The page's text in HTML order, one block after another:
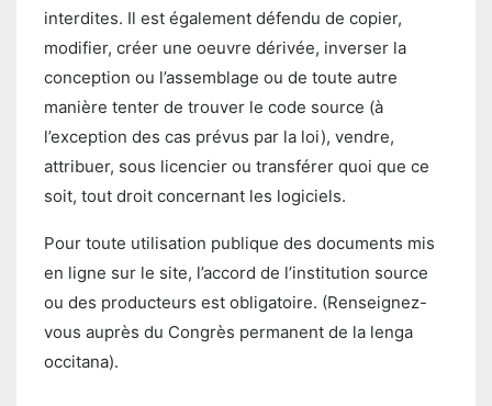
interdites. Il est également défendu de copier,
modifier, créer une oeuvre dérivée, inverser la
conception ou l’assemblage ou de toute autre
manière tenter de trouver le code source (à
l’exception des cas prévus par la loi), vendre,
attribuer, sous licencier ou transférer quoi que ce
soit, tout droit concernant les logiciels.
Pour toute utilisation publique des documents mis
en ligne sur le site, l’accord de l’institution source
ou des producteurs est obligatoire. (Renseignez-
vous auprès du Congrès permanent de la lenga
occitana).